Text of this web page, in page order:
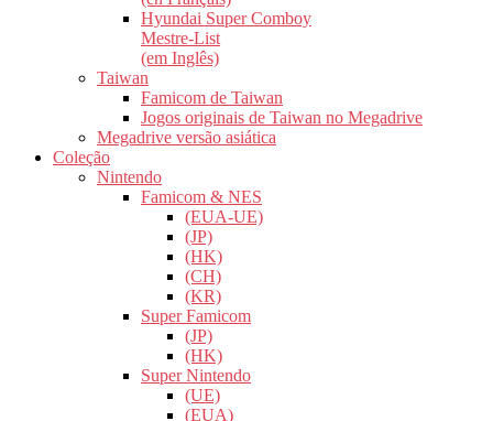
Hyundai Super Comboy
Mestre-List
(em Inglês)
Taiwan
Famicom de Taiwan
Jogos originais de Taiwan no Megadrive
Megadrive versão asiática
Coleção
Nintendo
Famicom & NES
(EUA-UE)
(JP)
(HK)
(CH)
(KR)
Super Famicom
(JP)
(HK)
Super Nintendo
(UE)
(EUA)